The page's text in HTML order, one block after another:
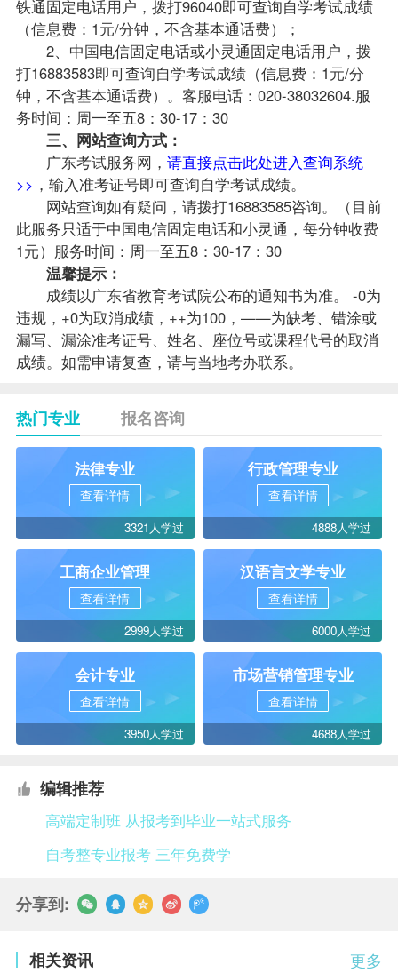
铁通固定电话用户，拨打96040即可查询自学考试成绩
（信息费：1元/分钟，不含基本通话费）；
2、中国电信固定电话或小灵通固定电话用户，拨
打16883583即可查询自学考试成绩（信息费：1元/分
钟，不含基本通话费）。客服电话：020-38032604.服
务时间：周一至五8：30-17：30
三、网站查询方式：
广东考试服务网， 请直接点击此处进入查询系统
>> ，输入准考证号即可查询自学考试成绩。
网站查询如有疑问，请拨打16883585咨询。（目前
此服务只适于中国电信固定电话和小灵通，每分钟收费
1元）服务时间：周一至五8：30-17：30
温馨提示：
成绩以广东省教育考试院公布的通知书为准。 -0为
违规，+0为取消成绩，++为100，——为缺考、错涂或
漏写、漏涂准考证号、姓名、座位号或课程代号的取消
成绩。如需申请复查，请与当地考办联系。
热门专业 报名咨询
法律专业
查看详情
3321人学过
行政管理专业
查看详情
4888人学过
工商企业管理
查看详情
2999人学过
汉语言文学专业
查看详情
6000人学过
会计专业
查看详情
3950人学过
市场营销管理专业
查看详情
4688人学过
编辑推荐
高端定制班 从报考到毕业一站式服务
自考整专业报考 三年免费学
分享到:
更多
相关资讯